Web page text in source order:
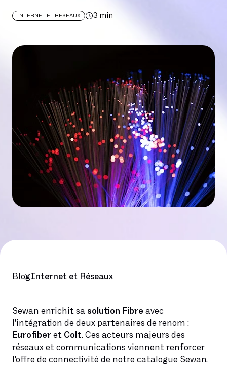
INTERNET ET RÉSEAUX 3 min
BlogInternet et Réseaux
Sewan enrichit sa solution Fibre avec
l'intégration de deux partenaires de renom :
Eurofiber et Colt. Ces acteurs majeurs des
réseaux et communications viennent renforcer
l'offre de connectivité de notre catalogue Sewan.